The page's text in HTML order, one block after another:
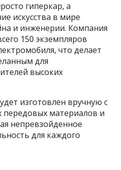
гиперкар, а
искусства в мире
и инженерии. Компания
150 экземпляров
что делает
для
высоких
изготовлен вручную с
передовых материалов и
непревзойденное
для каждого